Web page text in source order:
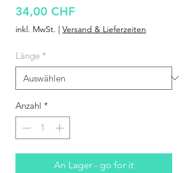
34,00 CHFPreis
inkl. MwSt. | Versand & Lieferzeiten
Länge *
Anzahl *
An Lager - go for it